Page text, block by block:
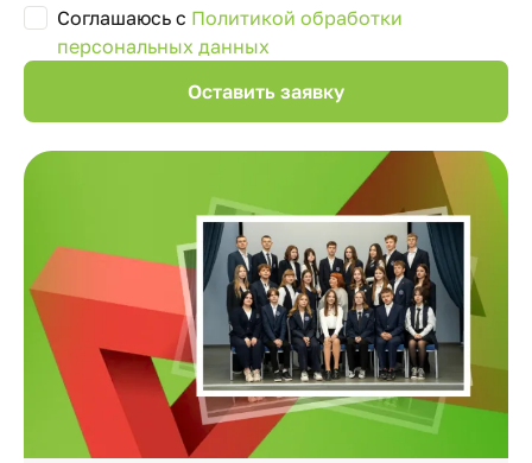
Соглашаюсь с Политикой обработки
персональных данных